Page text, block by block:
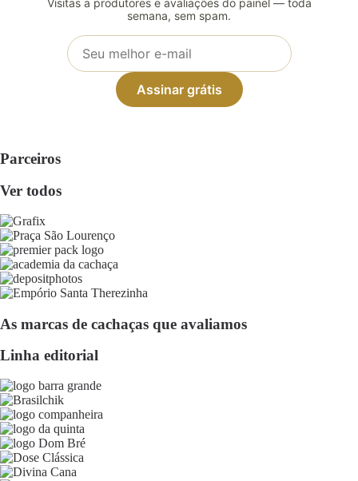
semana, sem spam.
Assinar grátis
Parceiros
Ver todos
As marcas de cachaças que avaliamos
Linha editorial